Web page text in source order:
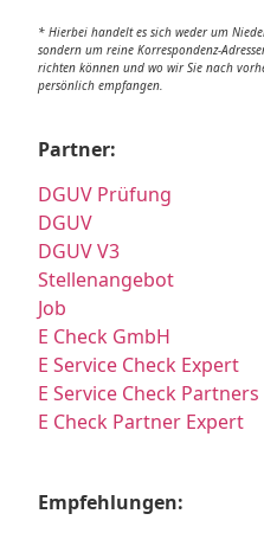
* Hierbei handelt es sich weder um
sondern um reine Korrespondenz-
richten können und wo wir Sie nach
persönlich empfangen.
Partner:
DGUV Prüfung
DGUV
DGUV V3
Stellenangebot
Job
E Check GmbH
E Service Check Expert
E Service Check Partners
E Check Partner Expert
Empfehlungen: